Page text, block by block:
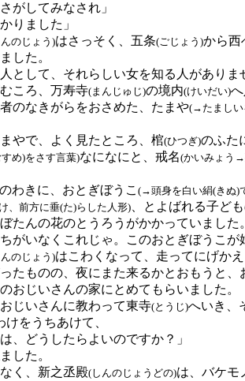
がしてみなされ」
りました」
のじょう)はさっそく、五条(ごじょう)から西
した。
として、それらしい女を知る人がありま
ころ、万寿寺(まんじゅじ)の境内(けいだい)
のなきがらをおさめた、たまや(→たましい
やで、よく見たところ、棺(ひつぎ)のふた
め)をさす言葉)なになにと、戒名(かいみょう
わきに、おとぎぼうこ (→頭身を白い絹(きぬ)
、前方に垂(た)らした人形)、とよばれる子ど
たんの花のとうろうがかかっていました。
ちがいなくこれじゃ。このおとぎぼうこが
のじょう)はこわくなって、走ってにげかえ
たものの、夜にまた来るかとおもうと、
おじいさんの家にとめてもらいました。
じいさんに教わって東寺(とうじ)へいき、
けをうちあけて、
、どうしたらよいのですか？」
した。
なく、新之丞殿(しんのじょうどの)は、バケモ